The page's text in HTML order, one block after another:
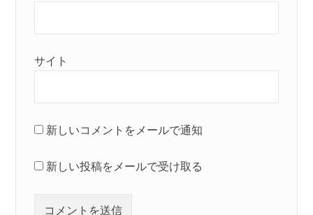
サイト
新しいコメントをメールで通知
新しい投稿をメールで受け取る